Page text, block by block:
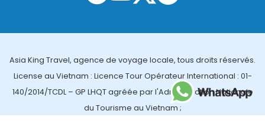
Asia King Travel, agence de voyage locale, tous droits réservés.
License au Vietnam : Licence Tour Opérateur International : 01-
140/2014/TCDL – GP LHQT agréée par l'Administration Nationale
du Tourisme au Vietnam ;